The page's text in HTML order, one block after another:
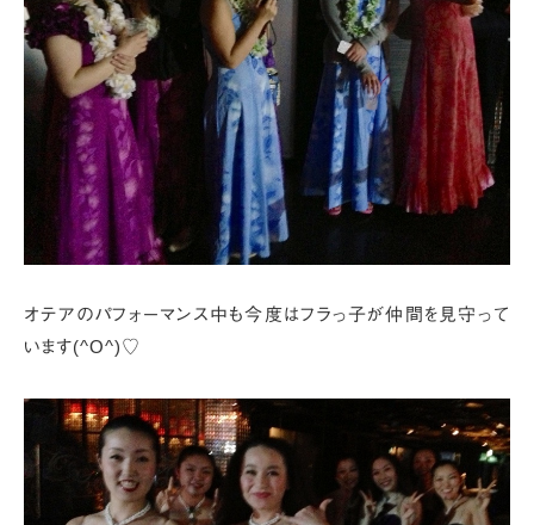
オテアのパフォーマンス中も今度はフラっ子が仲間を見守って
います(^O^)♡